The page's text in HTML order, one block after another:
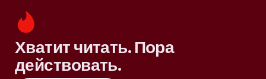
Хватит читать. Пора
действовать.